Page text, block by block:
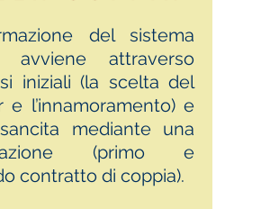
del sistema
avviene attraverso
iniziali (la scelta del
e l’innamoramento) e
mediante una
(primo e
contratto di coppia).